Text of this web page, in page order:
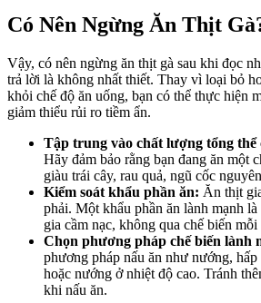
Có Nên Ngừng Ăn Thịt
Vậy, có nên ngừng ăn thịt gà sau khi đọc
trả lời là không nhất thiết. Thay vì loại bỏ
khỏi chế độ ăn uống, bạn có thể thực hiện
giảm thiểu rủi ro tiềm ẩn.
Tập trung vào chất lượng tổng thể
Hãy đảm bảo rằng bạn đang ăn một
giàu trái cây, rau quả, ngũ cốc
Kiểm soát khẩu phần ăn: Ăn thịt
phải. Một khẩu phần ăn lành mạnh
gia cầm nạc, không qua chế biến mỗi
Chọn phương pháp chế biến lành
phương pháp nấu ăn như nướng,
hoặc nướng ở nhiệt độ cao. Tránh
khi nấu ăn.